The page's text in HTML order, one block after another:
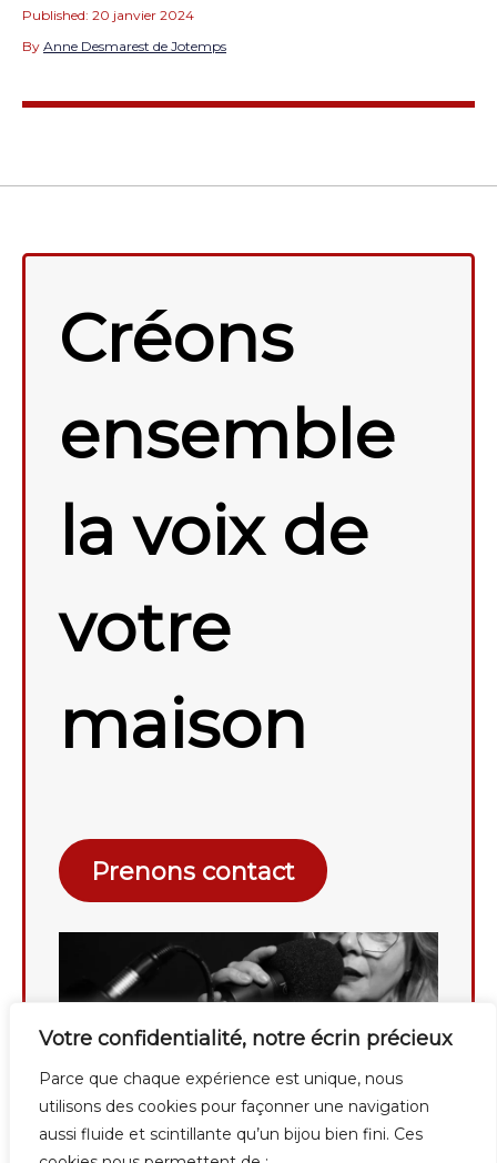
Votre confidentialité, notre écrin précieux
Parce que chaque expérience est unique, nous
utilisons des cookies pour façonner une navigation
aussi fluide et scintillante qu’un bijou bien fini. Ces
Published: 20 janvier 2024
By Anne Desmarest de Jotemps
Créons
ensemble
la voix de
votre
maison
Prenons contact